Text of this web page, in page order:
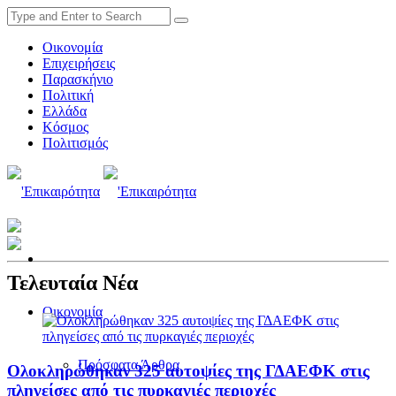
Οικονομία
Επιχειρήσεις
Παρασκήνιο
Πολιτική
Ελλάδα
Κόσμος
Πολιτισμός
Οικονομία
Πρόσφατα Άρθρα
Τελευταία Νέα
Ολοκληρώθηκαν 325 αυτοψίες της ΓΔΑΕΦΚ στις
πληγείσες από τις πυρκαγιές περιοχές